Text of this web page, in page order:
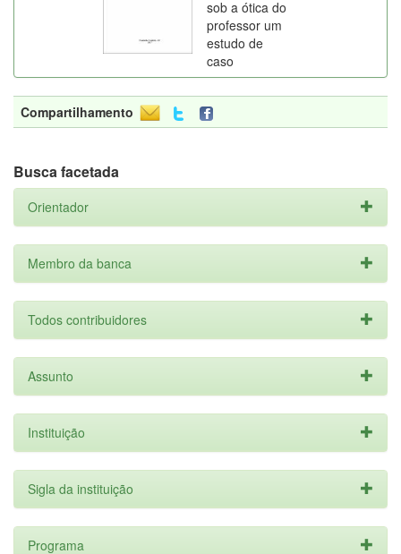
sob a ótica do
professor um
estudo de
caso
Compartilhamento
Busca facetada
Orientador
Membro da banca
Todos contribuidores
Assunto
Instituição
Sigla da instituição
Programa